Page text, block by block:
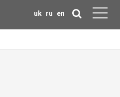
uk ru en